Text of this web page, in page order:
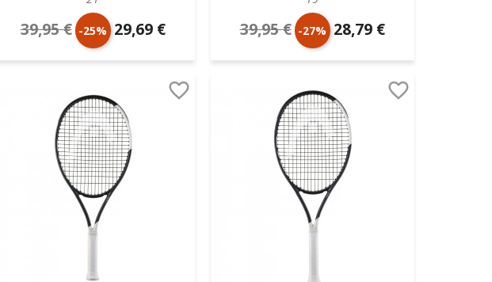
Prix
de
39,95 € -25% Prix
unitaire
29,69 € Prix
de
39,95 € -27% Prix
unitaire
28,79 €
 